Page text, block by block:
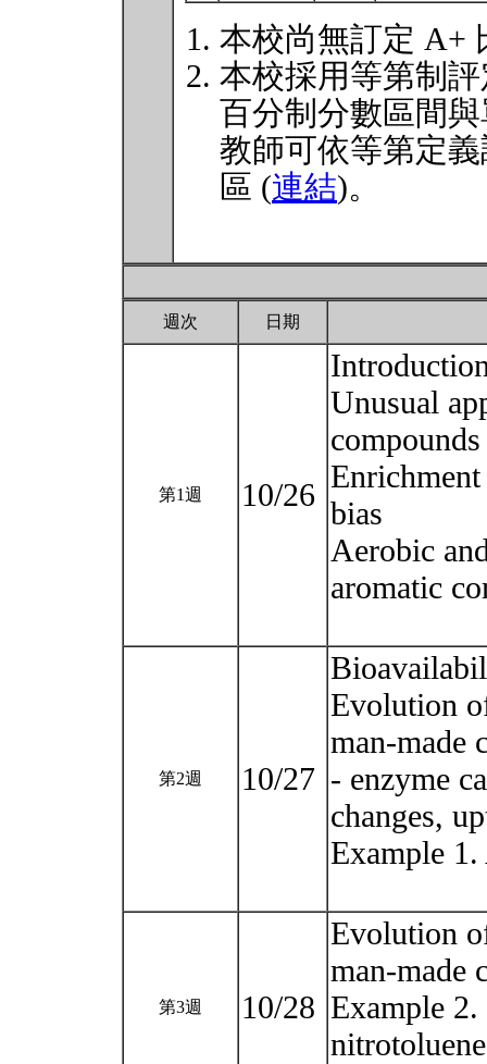
本校尚無訂定 A+
本校採用等第制
百分制分數區間
教師可依等第定
區 (連結)。
週次 日期
第1週 10/26
Unusual
compounds
bias
Aerobic
aromatic
第2週 10/27
Evolution
man-made
- enzyme
changes,
Example
第3週 10/28
Evolution
man-made
Example